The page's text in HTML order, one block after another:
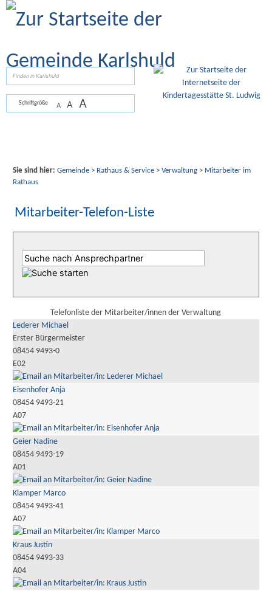
Zum Inhalt
Schriftgröße A A A
Sie sind hier: Gemeinde> Rathaus & Service> Verwaltung> Mitarbeiter im
Rathaus
Mitarbeiter-Telefon-Liste
Telefonliste der Mitarbeiter/innen der Verwaltung
Lederer Michael
Erster Bürgermeister
08454 9493-0
E02
Eisenhofer Anja
08454 9493-21
A07
Geier Nadine
08454 9493-19
A01
Klamper Marco
08454 9493-41
A07
Kraus Justin
08454 9493-33
A04